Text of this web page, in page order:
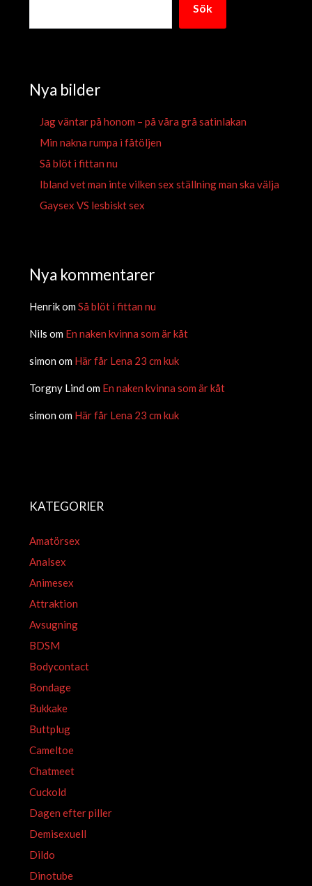
Sök
Nya bilder
Jag väntar på honom – på våra grå satinlakan
Min nakna rumpa i fåtöljen
Så blöt i fittan nu
Ibland vet man inte vilken sex ställning man ska välja
Gaysex VS lesbiskt sex
Nya kommentarer
HenrikomSå blöt i fittan nu
Nils om En naken kvinna som är kåt
simonom Här får Lena 23 cm kuk
Torgny Lindom En naken kvinna som är kåt
simonom Här får Lena 23 cm kuk
KATEGORIER
Amatörsex
Analsex
Animesex
Attraktion
Avsugning
BDSM
Bodycontact
Bondage
Bukkake
Buttplug
Cameltoe
Chatmeet
Cuckold
Dagen efter piller
Demisexuell
Dildo
Dinotube